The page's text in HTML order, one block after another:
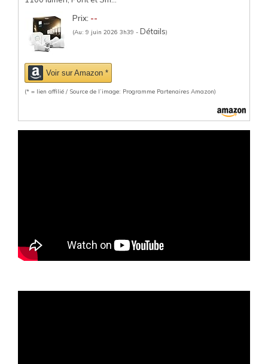
Prix: --
(Au: 9 juin 2026 3h39 - Détails)
Voir sur Amazon *
(* = lien affilié / Source de l’image: Programme Partenaires Amazon)